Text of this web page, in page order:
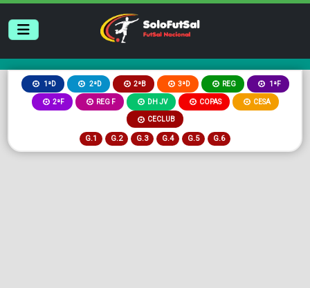
1ªD 2ªD 2ªB 3ªD REG 1ªF
2ªF REG F DH JV COPAS CESA
CECLUB
G.1 G.2 G.3 G.4 G.5 G.6